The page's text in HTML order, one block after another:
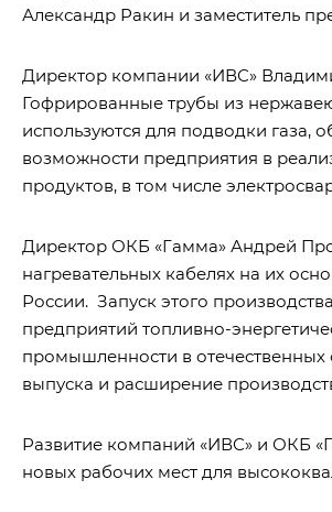
Александр Ракин и заместитель
Директор компании «ИВС»
Гофрированные трубы из
используются для подводки газа,
возможности предприятия в
продуктов, в том числе
Директор ОКБ «Гамма» Андрей
нагревательных кабелях на их
России. Запуск этого
предприятий топливно-
промышленности в
выпуска и расширение
Развитие компаний «ИВС» и ОКБ
новых рабочих мест для